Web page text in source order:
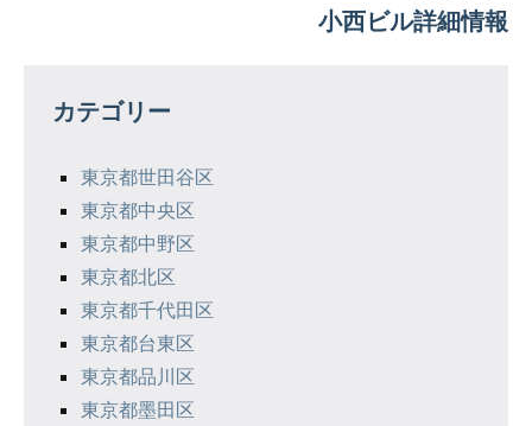
ー
小西ビル詳細情報
カテゴリー
東京都世田谷区
東京都中央区
東京都中野区
東京都北区
東京都千代田区
東京都台東区
東京都品川区
東京都墨田区